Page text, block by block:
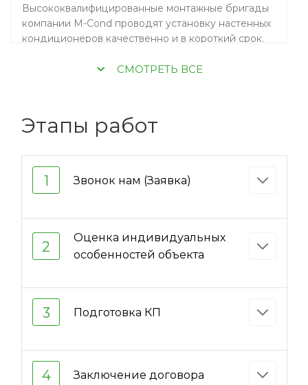
Высококвалифицированные монтажные бригады
компании M-Cond проводят установку настенных
кондиционеров качественно и в короткий срок.
CМОТРЕТЬ ВСЕ
Этапы работ
1 Звонок нам (Заявка)
2
Оценка индивидуальных
особенностей объекта
3 Подготовка КП
4 Заключение договора